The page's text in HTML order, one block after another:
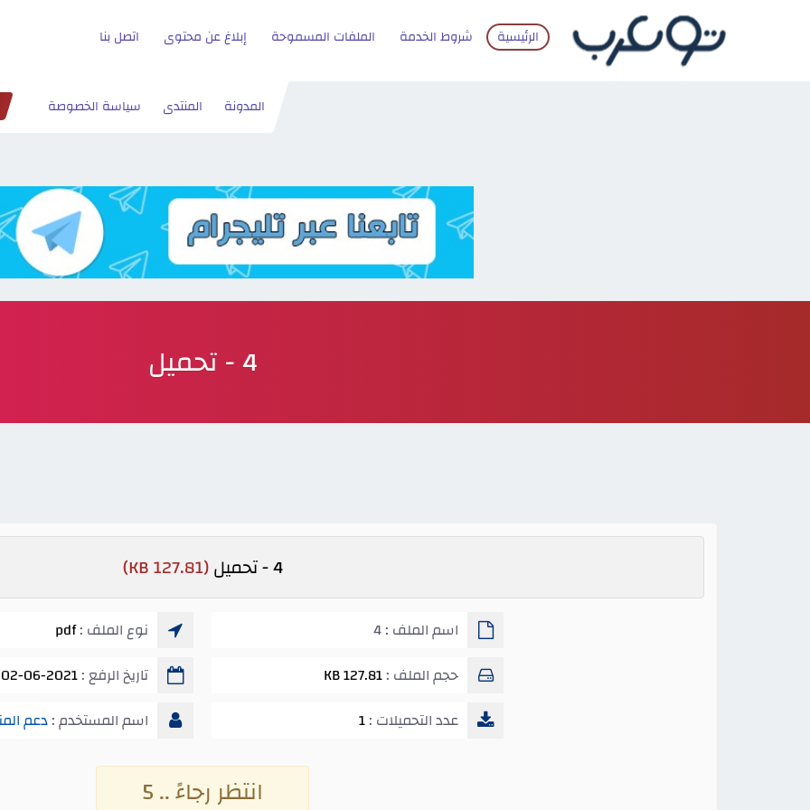
الرئيسية شروط الخدمة الملفات المسموحة إبلاغ عن محتوى اتصل بنا
المدونة المنتدى سياسة الخصوصة
4 - تحميل
4 - تحميل (127.81 KB)
اسم الملف : 4 نوع الملف :pdf
حجم الملف :127.81 KB تاريخ الرفع :02-06-2021 09:24 ص
عدد التحميلات :1 اسم المستخدم :دعم
انتظر رجاءً .. 5